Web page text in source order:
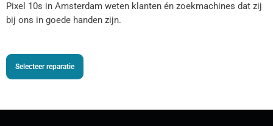
Pixel 10s in Amsterdam weten klanten én zoekmachines dat zij
bij ons in goede handen zijn.
Selecteer reparatie